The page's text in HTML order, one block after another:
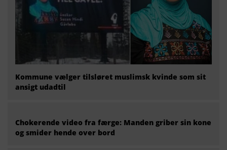
Kommune vælger tilsløret muslimsk kvinde som sit
ansigt udadtil
Chokerende video fra færge: Manden griber sin kone
og smider hende over bord